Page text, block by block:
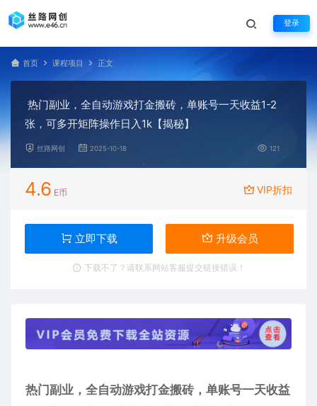
登录
首页 课程项目 正文
热门副业，全自动游戏打金搬砖，单账号一天收益1-2
张，可多开矩阵操作日入1k【揭秘】
丝路网创 2025-10-18 121
4.6 E币 VIP折扣
立即下载 升级会员
下载不了？请联系网站客服提交链接错误！
热门副业，全自动游戏打金搬砖，单账号一天收益